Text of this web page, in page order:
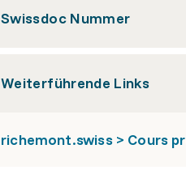
Swissdoc Nummer
Weiterführende Links
richemont.swiss > Cours